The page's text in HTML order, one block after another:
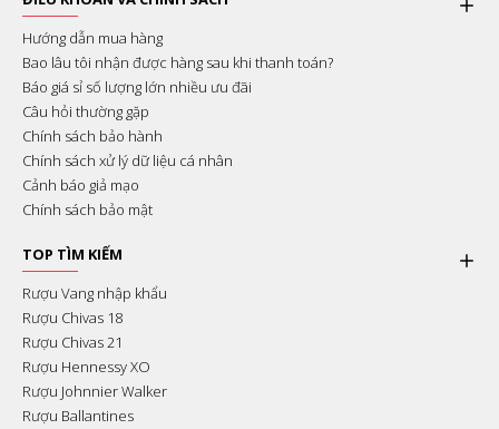
Hướng dẫn mua hàng
Bao lâu tôi nhận được hàng sau khi thanh toán?
Báo giá sỉ số lượng lớn nhiều ưu đãi
Câu hỏi thường gặp
Chính sách bảo hành
Chính sách xử lý dữ liệu cá nhân
Cảnh báo giả mạo
Chính sách bảo mật
TOP TÌM KIẾM
Rượu Vang nhập khẩu
Rượu Chivas 18
Rượu Chivas 21
Rượu Hennessy XO
Rượu Johnnier Walker
Rượu Ballantines